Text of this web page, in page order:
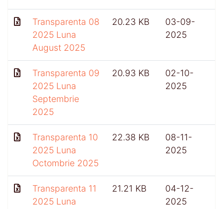
Transparenta 08
2025 Luna
August 2025
20.23 KB
03-09-
2025
Transparenta 09
2025 Luna
Septembrie
2025
20.93 KB
02-10-
2025
Transparenta 10
2025 Luna
Octombrie 2025
22.38 KB
08-11-
2025
Transparenta 11
2025 Luna
21.21 KB
04-12-
2025